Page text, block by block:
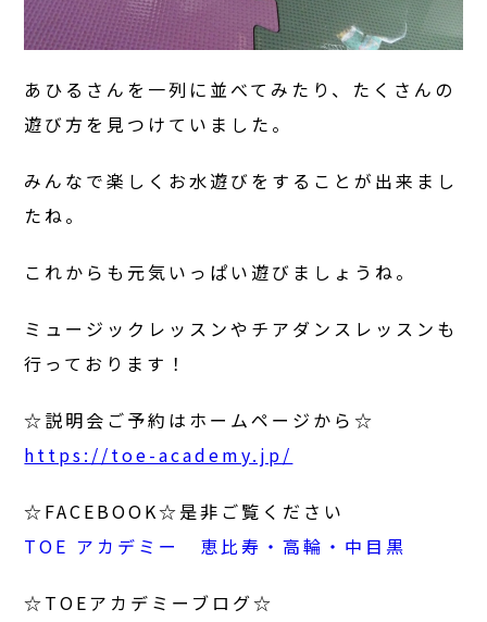
あひるさんを一列に並べてみたり、たくさんの
遊び方を見つけていました。
みんなで楽しくお水遊びをすることが出来まし
たね。
これからも元気いっぱい遊びましょうね。
ミュージックレッスンやチアダンスレッスンも
行っております！
☆説明会ご予約はホームページから☆
https://toe-academy.jp/
☆FACEBOOK☆是非ご覧ください
TOE アカデミー 恵比寿・高輪・中目黒
☆TOEアカデミーブログ☆